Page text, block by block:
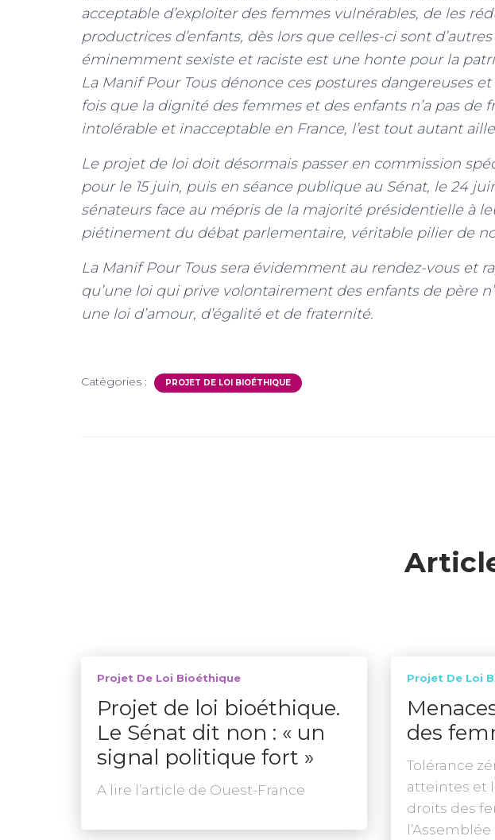
acceptable d’exploiter des femmes vulnérables, de les
productrices d’enfants, dès lors que celles-ci sont
éminemment sexiste et raciste est une honte pour la
La Manif Pour Tous dénonce ces postures dangereuses
fois que la dignité des femmes et des enfants n’a pas de
intolérable et inacceptable en France, l’est tout autant
Le projet de loi doit désormais passer en commission
pour le 15 juin, puis en séance publique au Sénat, le 24
sénateurs face au mépris de la majorité présidentielle à
piétinement du débat parlementaire, véritable pilier de
La Manif Pour Tous sera évidemment au rendez-vous et
qu’une loi qui prive volontairement des enfants de père
une loi d’amour, d’égalité et de fraternité.
Catégories : PROJET DE LOI BIOÉTHIQUE
Projet De Loi Bioéthique
Projet de loi bioéthique.
Le Sénat dit non : « un
signal politique fort »
A lire l’article de Ouest-France
Projet De Loi
des
Tolérance
atteintes et
droits des